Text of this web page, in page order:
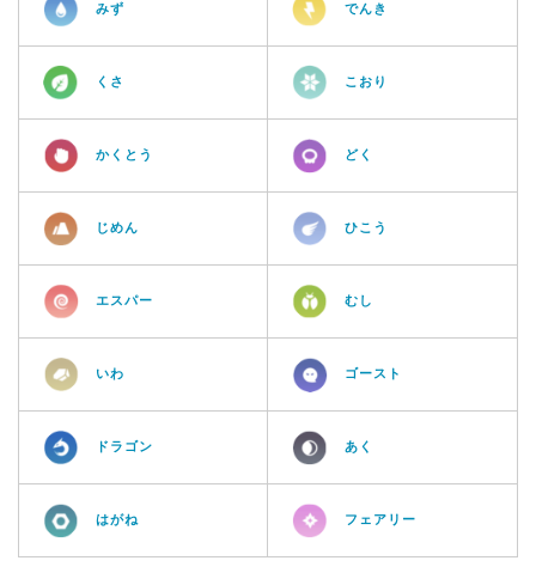
みず でんき
くさ こおり
かくとう どく
じめん ひこう
エスパー むし
いわ ゴースト
ドラゴン あく
はがね フェアリー